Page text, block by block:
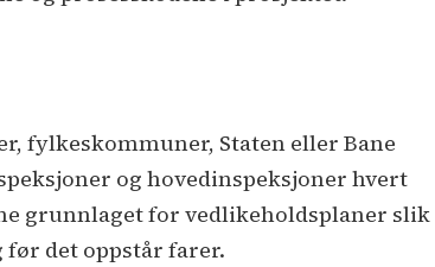
fylkeskommuner, Staten eller Bane
og hovedinspeksjoner hvert
grunnlaget for vedlikeholdsplaner slik
det oppstår farer.